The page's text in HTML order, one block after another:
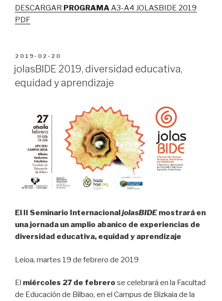
DESCARGAR PROGRAMAA3-A4 JOLASBIDE 2019
PDF
PUBLICADO
EN
2019-02-20
jolasBIDE 2019, diversidad educativa,
equidad y aprendizaje
El II Seminario InternacionaljolasBIDEmostrará en
una jornada un amplio abanico de experiencias de
diversidad educativa, equidad y aprendizaje
Leioa, martes 19 de febrero de 2019
El miércoles 27 de febrero se celebrará en la Facultad
de Educación de Bilbao, en el Campus de Bizkaia de la